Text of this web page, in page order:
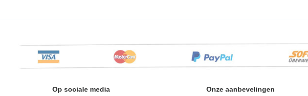
Op sociale media Onze aanbevelingen